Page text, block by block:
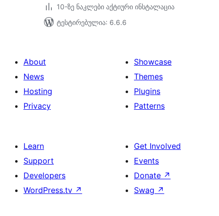
10-ზე ნაკლები აქტიური ინსტალაცია
ტესტირებულია: 6.6.6
About
News
Hosting
Privacy
Showcase
Themes
Plugins
Patterns
Learn
Support
Developers
WordPress.tv ↗
Get Involved
Events
Donate ↗
Swag ↗